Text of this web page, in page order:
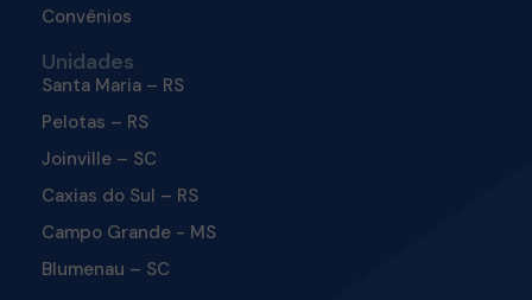
Convênios
Unidades
Santa Maria – RS
Pelotas – RS
Joinville – SC
Caxias do Sul – RS
Campo Grande - MS
Blumenau – SC